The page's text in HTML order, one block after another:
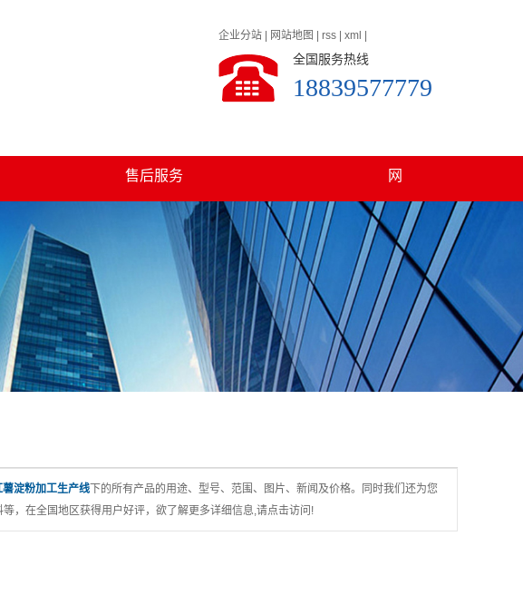
企业分站
网站地图 rss xml
全国服务热线
18839577779
售后服务 网
薯淀粉加工生产线 下的所有产品的用途、型号、范围、图片、新闻及价格。同时我们还为您
，在全国地区获得用户好评，欲了解更多详细信息,请点击访问!